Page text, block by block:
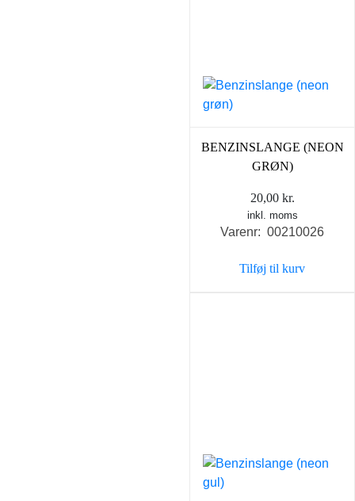
BENZINSLANGE (NEON
GRØN)
20,00 kr.
inkl. moms
Varenr: 00210026
Tilføj til kurv